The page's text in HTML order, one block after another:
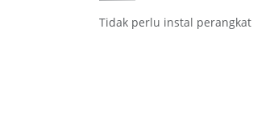
Tidak perlu instal